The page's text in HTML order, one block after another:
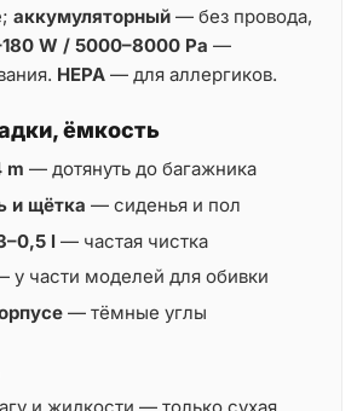
аккумуляторный — без провода,
W / 5000–8000 Pa —
HEPA — для аллергиков.
ёмкость
m — дотянуть до багажника
и щётка — сиденья и пол
l — частая чистка
у части моделей для обивки
— тёмные углы